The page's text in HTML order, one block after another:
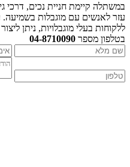
במשתלה קיימת חניית נכים, דרכי
עזר לאנשים עם מוגבלות בשמיעה.
ללקוחות בעלי מוגבלויות, ניתן
בטלפון מספר 04-8710090